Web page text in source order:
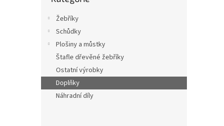
a
n
Žebříky
Schůdky
Plošiny a můstky
Štafle dřevěné žebříky
Ostatní výrobky
Doplňky
Náhradní díly